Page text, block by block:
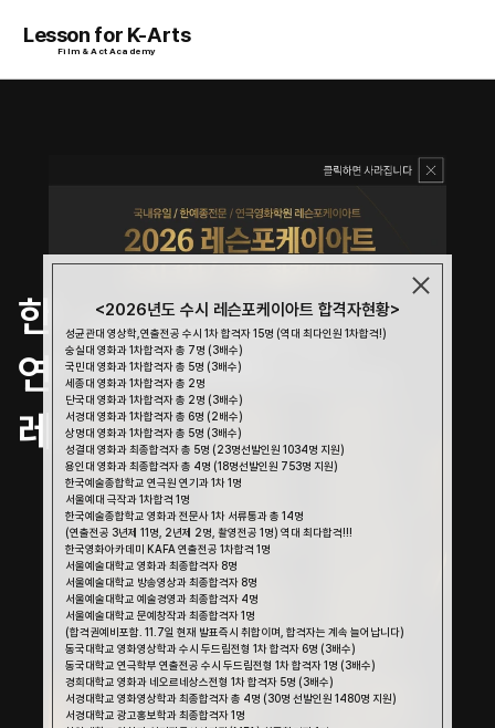
Lesson for K-Arts
Film & Act Academy
<2026년도 수시 레슨포케이아트 합격자현황>
성균관대 영상학,연출전공 수시 1차 합격자 15명 (역대 최다인원 1차합격!)
숭실대 영화과 1차합격자 총 7명 (3배수)
국민대 영화과 1차합격자 총 5명 (3배수)
세종대 영화과 1차합격자 총 2명
단국대 영화과 1차합격자 총 2명 (3배수)
서경대 영화과 1차합격자 총 6명 (2배수)
상명대 영화과 1차합격자 총 5명 (3배수)
성결대 영화과 최종합격자 총 5명 (23명선발인원 1034명 지원)
용인대 영화과 최종합격자 총 4명 (18명선발인원 753명 지원)
한국예술종합학교 연극원 연기과 1차 1명
서울예대 극작과 1차합격 1명
한국예술종합학교 영화과 전문사 1차 서류통과 총 14명
(연출전공 3년제 11명, 2년제 2명, 촬영전공 1명) 역대 최다합격!!!
한국영화아카데미 KAFA 연출전공 1차합격 1명
서울예술대학교 영화과 최종합격자 8명
서울예술대학교 방송영상과 최종합격자 8명
서울예술대학교 예술경영과 최종합격자 4명
서울예술대학교 문예창작과 최종합격자 1명
(합격권예비포함. 11.7일 현재 발표즉시 취합이며, 합격자는 계속 늘어납니다)
동국대학교 영화영상학과 수시 두드림전형 1차 합격자 6명 (3배수)
동국대학교 연극학부 연출전공 수시 두드림전형 1차 합격자 1명 (3배수)
경희대학교 영화과 네오르네상스전형 1차 합격자 5명 (3배수)
서경대학교 영화영상학과 최종합격자 총 4명 (30명 선발인원 1480명 지원)
서경대학교 광고홍보학과 최종합격자 1명
한예종 최다 합격
연극·영화 입시 전문 No.1
레슨포케이아트